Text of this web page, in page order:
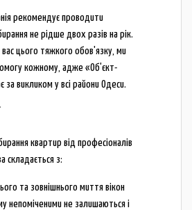
рекомендує проводити
не рідше двох разів на рік.
вас цього тяжкого обов'язку, ми
кожному, адже «Об'єкт-
за викликом у всі райони Одеси.
квартир від професіоналів
складається з:
та зовнішнього миття вікон
непоміченими не залишаються і